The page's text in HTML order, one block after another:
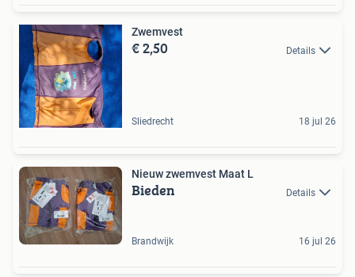
Zwemvest
€ 2,50 Details
Sliedrecht 18 jul 26
Nieuw zwemvest Maat L
Bieden Details
Brandwijk 16 jul 26